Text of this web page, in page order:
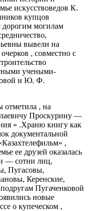
искусствоведов К.
купцов
дорогим могилам
вывели на
, совместно с
учеными-
и Ю. Ф.
отметила , на
Проскурину —
» .Храню книгу как
документальной
,
ее друзей оказалась
— сотни лиц,
Пугасовы,
Керенские,
Пугаченковой
новые
о купеческом ,